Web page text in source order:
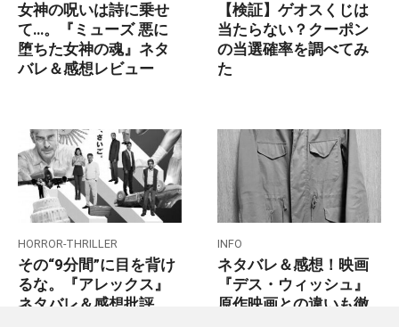
女神の呪いは詩に乗せ
て…。『ミューズ 悪に
堕ちた女神の魂』ネタ
バレ＆感想レビュー
【検証】ゲオスくじは
当たらない？クーポン
の当選確率を調べてみ
た
HORROR-THRILLER
その“9分間”に目を背け
るな。『アレックス』
ネタバレ＆感想批評
INFO
ネタバレ＆感想！映画
『デス・ウィッシュ』
原作映画との違いも徹